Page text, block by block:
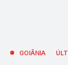
GOIÂNIA